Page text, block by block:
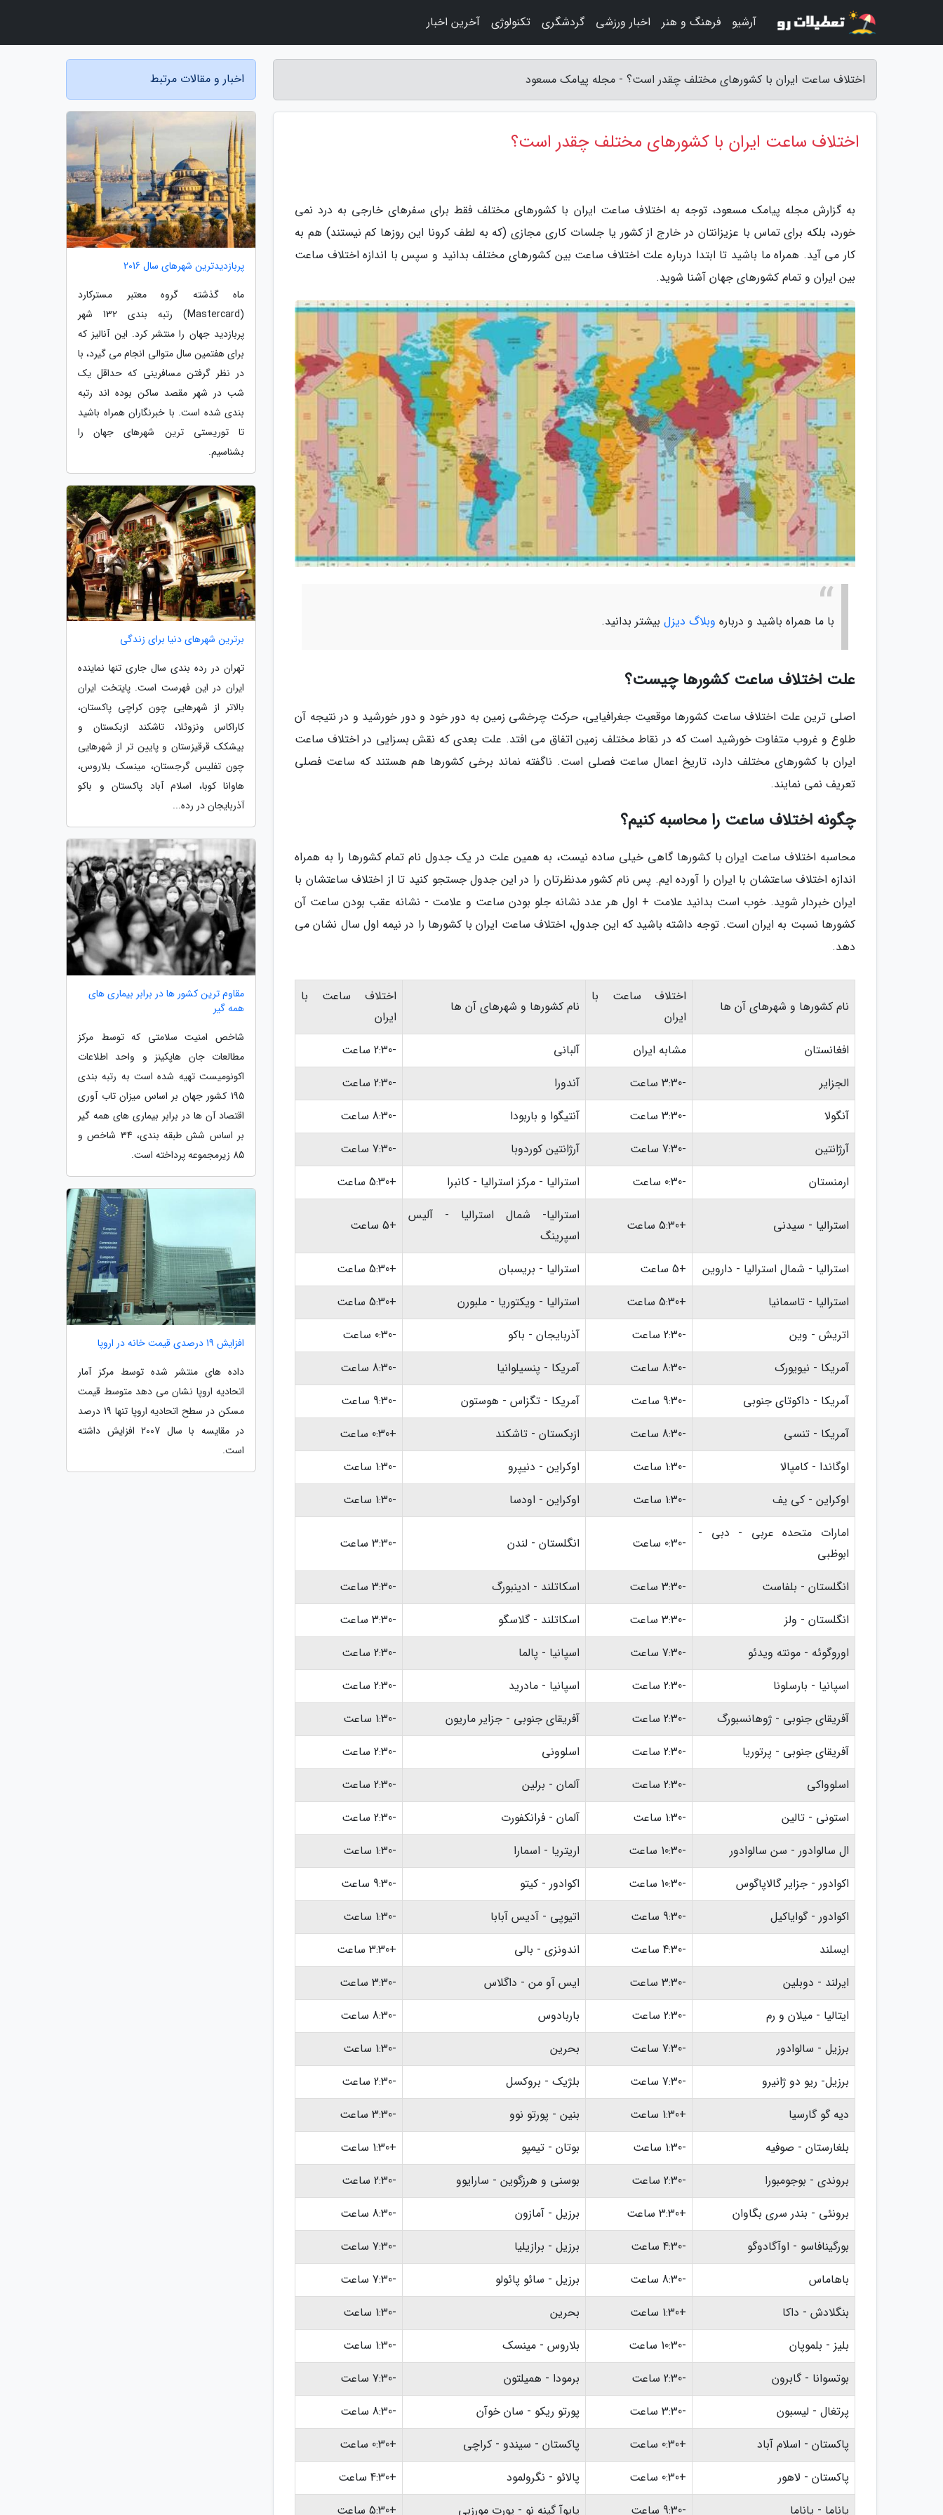
اختلاف ساعت ایران با کشورهای مختلف چقدر است؟ - مجله پیامک مسعود
اختلاف ساعت ایران با کشورهای مختلف چقدر است؟
به گزارش مجله پیامک مسعود، توجه به اختلاف ساعت ایران با کشورهای مختلف فقط برای سفرهای خارجی به درد نمی
خورد، بلکه برای تماس با عزیزانتان در خارج از کشور یا جلسات کاری مجازی (که به لطف کرونا این روزها کم نیستند) هم به
کار می آید. همراه ما باشید تا ابتدا درباره علت اختلاف ساعت بین کشورهای مختلف بدانید و سپس با اندازه اختلاف ساعت
بین ایران و تمام کشورهای جهان آشنا شوید.
با ما همراه باشید و درباره وبلاگ دیزل بیشتر بدانید.
علت اختلاف ساعت کشورها چیست؟
اصلی ترین علت اختلاف ساعت کشورها موقعیت جغرافیایی، حرکت چرخشی زمین به دور خود و دور خورشید و در نتیجه آن
طلوع و غروب متفاوت خورشید است که در نقاط مختلف زمین اتفاق می افتد. علت بعدی که نقش بسزایی در اختلاف ساعت
ایران با کشورهای مختلف دارد، تاریخ اعمال ساعت فصلی است. ناگفته نماند برخی کشورها هم هستند که ساعت فصلی
تعریف نمی نمایند.
چگونه اختلاف ساعت را محاسبه کنیم؟
محاسبه اختلاف ساعت ایران با کشورها گاهی خیلی ساده نیست، به همین علت در یک جدول نام تمام کشورها را به همراه
اندازه اختلاف ساعتشان با ایران را آورده ایم. پس نام کشور مدنظرتان را در این جدول جستجو کنید تا از اختلاف ساعتشان با
ایران خبردار شوید. خوب است بدانید علامت + اول هر عدد نشانه جلو بودن ساعت و علامت - نشانه عقب بودن ساعت آن
کشورها نسبت به ایران است. توجه داشته باشید که این جدول، اختلاف ساعت ایران با کشورها را در نیمه اول سال نشان می
دهد.
نام کشورها و شهرهای آن ها
اختلاف ساعت با
ایران
نام کشورها و شهرهای آن ها
اختلاف ساعت با
ایران
افغانستان
مشابه ایران آلبانی
-2:30 ساعت
الجزایر
-3:30 ساعت آندورا
-2:30 ساعت
آنگولا
-3:30 ساعت آنتیگوا و باربودا
-8:30 ساعت
آرژانتین
-7:30 ساعت آرژانتین کوردوبا
-7:30 ساعت
ارمنستان
-0:30 ساعت استرالیا - مرکز استرالیا - کانبرا +5:30 ساعت
استرالیا - سیدنی +5:30 ساعت
استرالیا- شمال استرالیا - آلیس
اسپرینگ
+5 ساعت
استرالیا - شمال استرالیا - داروین +5 ساعت استرالیا - بریسبان
+5:30 ساعت
استرالیا - تاسمانیا
+5:30 ساعت استرالیا - ویکتوریا - ملبورن
+5:30 ساعت
اتریش - وین
-2:30 ساعت آذربایجان - باکو
-0:30 ساعت
آمریکا - نیویورک
-8:30 ساعت آمریکا - پنسیلوانیا
-8:30 ساعت
آمریکا - داکوتای جنوبی
-9:30 ساعت آمریکا - تگزاس - هوستون
-9:30 ساعت
آمریکا - تنسی
-8:30 ساعت ازبکستان - تاشکند
+0:30 ساعت
اوگاندا - کامپالا
-1:30 ساعت اوکراین - دنیپرو
-1:30 ساعت
اوکراین - کی یف
-1:30 ساعت اوکراین - اودسا
-1:30 ساعت
امارات متحده عربی - دبی -
ابوظبی
-0:30 ساعت انگلستان - لندن -3:30 ساعت
انگلستان - بلفاست -3:30 ساعت اسکاتلند - ادینبورگ
-3:30 ساعت
انگلستان - ولز
-3:30 ساعت اسکاتلند - گلاسگو
-3:30 ساعت
اوروگوئه - مونته ویدئو
-7:30 ساعت اسپانیا - پالما
-2:30 ساعت
اسپانیا - بارسلونا
-2:30 ساعت اسپانیا - مادرید
-2:30 ساعت
آفریقای جنوبی - ژوهانسبورگ
-2:30 ساعت آفریقای جنوبی - جزایر ماریون
-1:30 ساعت
آفریقای جنوبی - پرتوریا
-2:30 ساعت اسلوونی
-2:30 ساعت
اسلوواکی
-2:30 ساعت آلمان - برلین
-2:30 ساعت
استونی - تالین
-1:30 ساعت آلمان - فرانکفورت
-2:30 ساعت
ال سالوادور - سن سالوادور
-10:30 ساعت اریتریا - اسمارا
-1:30 ساعت
اکوادور - جزایر گالاپاگوس
-10:30 ساعت اکوادور - کیتو
-9:30 ساعت
اکوادور - گوایاکیل
-9:30 ساعت اتیوپی - آدیس آبابا
-1:30 ساعت
ایسلند
-4:30 ساعت اندونزی - بالی
+3:30 ساعت
ایرلند - دوبلین
-3:30 ساعت ایس آو من - داگلاس
-3:30 ساعت
ایتالیا - میلان و رم
-2:30 ساعت باربادوس
-8:30 ساعت
برزیل - سالوادور
-7:30 ساعت بحرین
-1:30 ساعت
برزیل- ریو دو ژانیرو
-7:30 ساعت بلژیک - بروکسل
-2:30 ساعت
دیه گو گارسیا
+1:30 ساعت بنین - پورتو نوو
-3:30 ساعت
بلغارستان - صوفیه
-1:30 ساعت بوتان - تیمپو
+1:30 ساعت
بروندی - بوجومبورا
-2:30 ساعت بوسنی و هرزگوین - سارایوو
-2:30 ساعت
برونئی - بندر سری بگاوان
+3:30 ساعت برزیل - آمازون
-8:30 ساعت
بورگینافاسو - اوآگادوگو
-4:30 ساعت برزیل - برازیلیا
-7:30 ساعت
باهاماس
-8:30 ساعت برزیل - سائو پائولو
-7:30 ساعت
بنگلادش - داکا
+1:30 ساعت بحرین
-1:30 ساعت
بلیز - بلموپان
-10:30 ساعت بلاروس - مینسک
-1:30 ساعت
بوتسوانا - گابرون
-2:30 ساعت برمودا - همیلتون
-7:30 ساعت
پرتغال - لیسبون
-3:30 ساعت پورتو ریکو - سان خوآن
-8:30 ساعت
پاکستان - اسلام آباد
+0:30 ساعت پاکستان - سیندو - کراچی
+0:30 ساعت
پاکستان - لاهور
+0:30 ساعت پالائو - نگرولمود
+4:30 ساعت
پاناما - پاناما
-9:30 ساعت پاپوآ گینه نو - پورت مورزبی +5:30 ساعت
اخبار و مقالات مرتبط
پربازدیدترین شهرهای سال 2016
ماه گذشته گروه معتبر مسترکارد
(Mastercard) رتبه بندی 132 شهر
پربازدید جهان را منتشر کرد. این آنالیز که
برای هفتمین سال متوالی انجام می گیرد، با
در نظر گرفتن مسافرینی که حداقل یک
شب در شهر مقصد ساکن بوده اند رتبه
بندی شده است. با خبرنگاران همراه باشید
تا توریستی ترین شهرهای جهان را
بشناسیم.
برترین شهرهای دنیا برای زندگی
تهران در رده بندی سال جاری تنها نماینده
ایران در این فهرست است. پایتخت ایران
بالاتر از شهرهایی چون کراچی پاکستان،
کاراکاس ونزوئلا، تاشکند ازبکستان و
بیشکک قرقیزستان و پایین تر از شهرهایی
چون تفلیس گرجستان، مینسک بلاروس،
هاوانا کوبا، اسلام آباد پاکستان و باکو
آذربایجان در رده...
مقاوم ترین کشور ها در برابر بیماری های
همه گیر
شاخص امنیت سلامتی که توسط مرکز
مطالعات جان هاپکینز و واحد اطلاعات
اکونومیست تهیه شده است به رتبه بندی
195 کشور جهان بر اساس میزان تاب آوری
اقتصاد آن ها در برابر بیماری های همه گیر
بر اساس شش طبقه بندی، 34 شاخص و
85 زیرمجموعه پرداخته است.
افزایش 19 درصدی قیمت خانه در اروپا
داده های منتشر شده توسط مرکز آمار
اتحادیه اروپا نشان می دهد متوسط قیمت
مسکن در سطح اتحادیه اروپا تنها 19 درصد
در مقایسه با سال 2007 افزایش داشته
است.
آرشیو فرهنگ و هنر اخبار ورزشی گردشگری تکنولوژی آخرین اخبار